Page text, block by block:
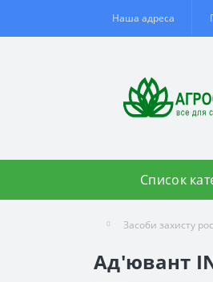
Наша адреса
Список
Засоби захисту
Ад'ювант